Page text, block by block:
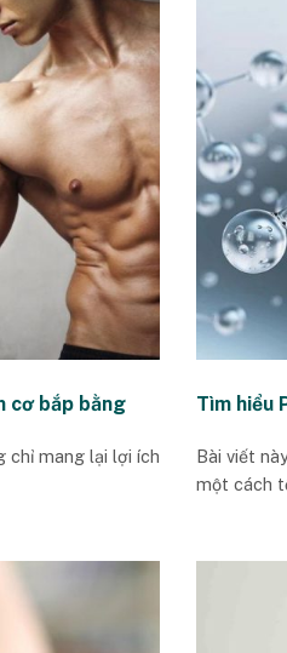
cơ bắp bằng
chỉ mang lại lợi ích
Tìm hiểu
Bài viết
một cách